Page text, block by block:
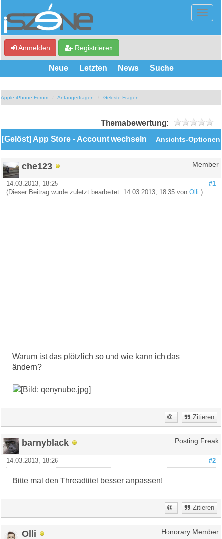
Anmelden Registrieren
Neue Letzten News Suche
Apple iPhone Forum Anfängerfragen Gelöste Fragen
Themabewertung:
Ansichts-Optionen
[Gelöst] App Store - Account wechseln
che123 Member
#1
14.03.2013, 18:25
(Dieser Beitrag wurde zuletzt bearbeitet: 14.03.2013, 18:35 vonOlli .)
Warum ist das plötzlich so und wie kann ich das
ändern?
Zitieren
barnyblack Posting Freak
#2
14.03.2013, 18:26
Bitte mal den Threadtitel besser anpassen!
Zitieren
Olli Honorary Member